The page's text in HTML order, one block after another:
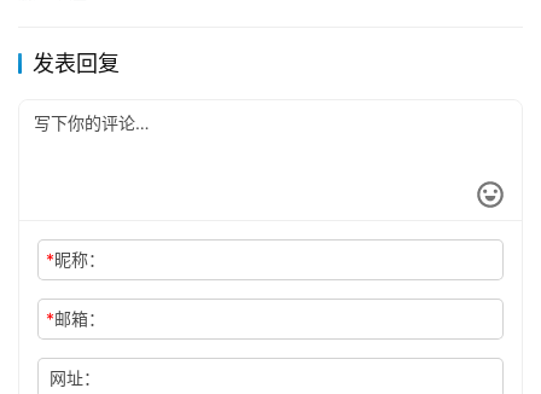
发表回复
*昵称：
*邮箱：
网址：